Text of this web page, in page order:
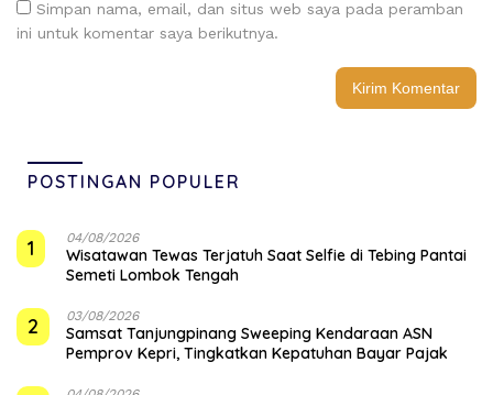
Simpan nama, email, dan situs web saya pada peramban
ini untuk komentar saya berikutnya.
POSTINGAN POPULER
1 04/08/2026
Wisatawan Tewas Terjatuh Saat Selfie di Tebing Pantai
Semeti Lombok Tengah
2 03/08/2026
Samsat Tanjungpinang Sweeping Kendaraan ASN
Pemprov Kepri, Tingkatkan Kepatuhan Bayar Pajak